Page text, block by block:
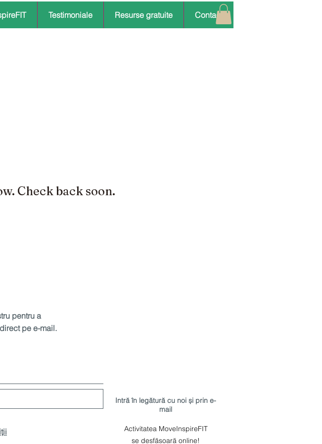
Testimoniale Resurse gratuite Contact
Check back soon.
pentru a
pe e-mail.
Intră în legătură cu noi și prin e-
mail
Activitatea MoveInspireFIT
se desfăsoară online!